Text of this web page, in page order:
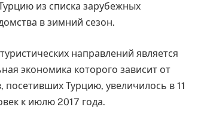
из списка зарубежных
в зимний сезон.
направлений является
экономика которого зависит от
посетивших Турцию, увеличилось в 11
к июлю 2017 года.